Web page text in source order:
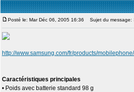
Posté le: Mar Déc 06, 2005 16:36 Sujet du message:
http://www.samsung.com/fr/products/
Caractéristiques principales
• Poids avec batterie standard 98 g